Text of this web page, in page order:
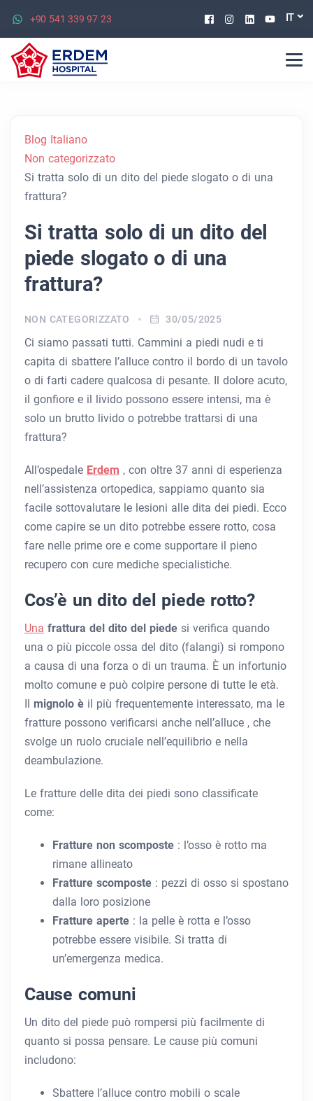
+90 541 339 97 23 Facebook
Instagram
Linkedin
IT
Blog Italiano
Non categorizzato
Si tratta solo di un dito del piede slogato o di una
frattura?
Si tratta solo di un dito del
piede slogato o di una
frattura?
NON CATEGORIZZATO 30/05/2025
Ci siamo passati tutti. Cammini a piedi nudi e ti
capita di sbattere l’alluce contro il bordo di un tavolo
o di farti cadere qualcosa di pesante. Il dolore acuto,
il gonfiore e il livido possono essere intensi, ma è
solo un brutto livido o potrebbe trattarsi di una
frattura?
All’ospedale Erdem , con oltre 37 anni di esperienza
nell’assistenza ortopedica, sappiamo quanto sia
facile sottovalutare le lesioni alle dita dei piedi. Ecco
come capire se un dito potrebbe essere rotto, cosa
fare nelle prime ore e come supportare il pieno
recupero con cure mediche specialistiche.
Cos’è un dito del piede rotto?
Una frattura del dito del piede si verifica quando
una o più piccole ossa del dito (falangi) si rompono
a causa di una forza o di un trauma. È un infortunio
molto comune e può colpire persone di tutte le età.
mignolo è il più frequentemente interessato, ma le
fratture possono verificarsi anche nell’alluce , che
svolge un ruolo cruciale nell’equilibrio e nella
deambulazione.
Le fratture delle dita dei piedi sono classificate
come:
Fratture non scomposte : l’osso è rotto ma
rimane allineato
Fratture scomposte : pezzi di osso si spostano
dalla loro posizione
Fratture aperte : la pelle è rotta e l’osso
potrebbe essere visibile. Si tratta di
un’emergenza medica.
Cause comuni
Un dito del piede può rompersi più facilmente di
quanto si possa pensare. Le cause più comuni
includono:
Sbattere l’alluce contro mobili o scale